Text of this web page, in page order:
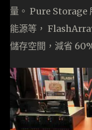
量。 Pure Storage
能源等，
儲存空間，減省